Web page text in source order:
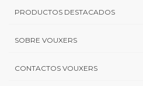
PRODUCTOS DESTACADOS
SOBRE VOUXERS
CONTACTOS VOUXERS